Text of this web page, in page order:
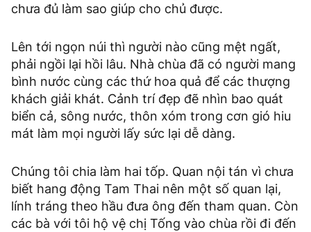
chưa đủ làm sao giúp cho chủ được.
Lên tới ngọn núi thì người nào cũng mệt ngất,
phải ngồi lại hồi lâu. Nhà chùa đã có người mang
bình nước cùng các thứ hoa quả để các thượng
khách giải khát. Cảnh trí đẹp đẽ nhìn bao quát
biển cả, sông nước, thôn xóm trong cơn gió hiu
mát làm mọi người lấy sức lại dễ dàng.
Chúng tôi chia làm hai tốp. Quan nội tán vì chưa
biết hang động Tam Thai nên một số quan lại,
lính tráng theo hầu đưa ông đến tham quan. Còn
các bà với tôi hộ vệ chị Tống vào chùa rồi đi đến